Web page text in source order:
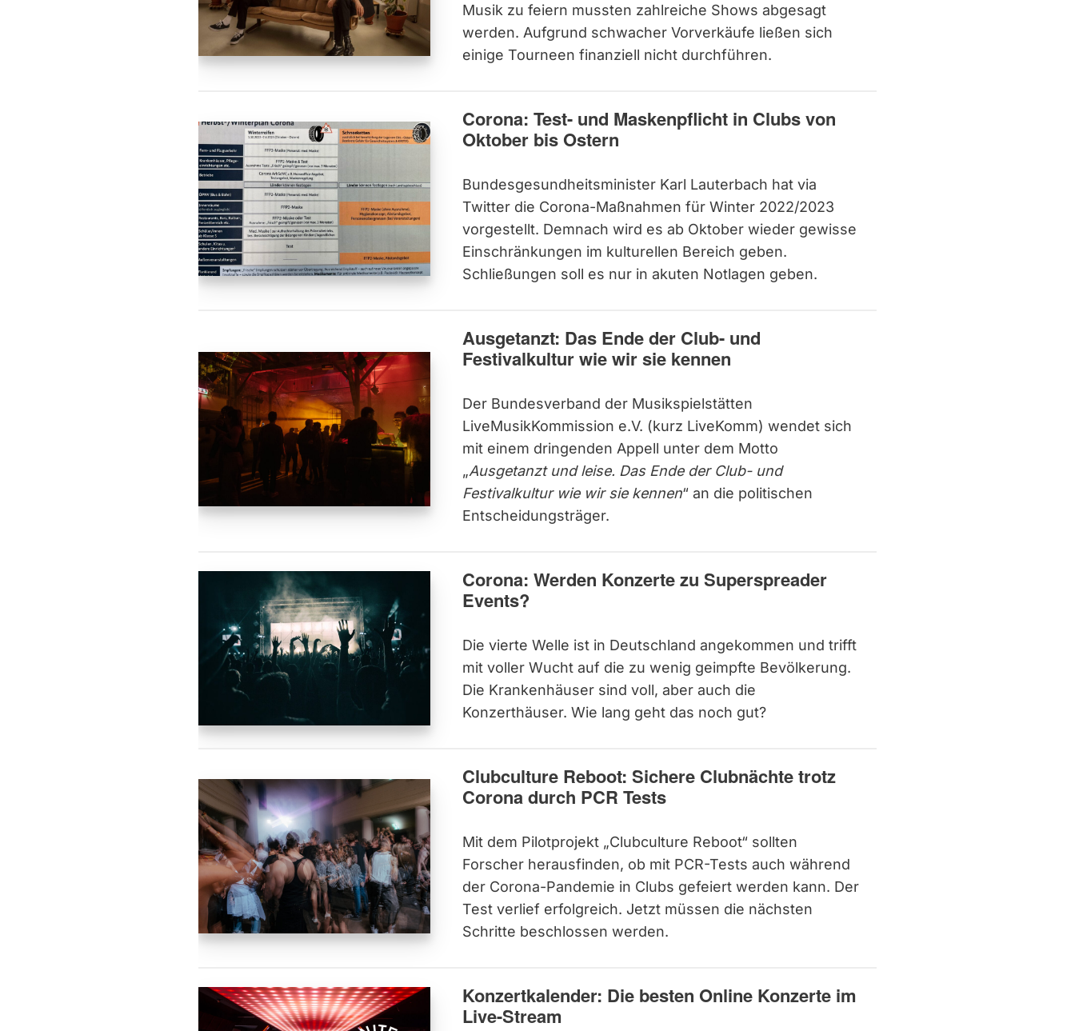
Musik zu feiern mussten zahlreiche Shows abgesagt
werden. Aufgrund schwacher Vorverkäufe ließen sich
einige Tourneen finanziell nicht durchführen.
Corona: Test- und Maskenpflicht in Clubs von
Oktober bis Ostern
Bundesgesundheitsminister Karl Lauterbach hat via
Twitter die Corona-Maßnahmen für Winter 2022/2023
vorgestellt. Demnach wird es ab Oktober wieder gewisse
Einschränkungen im kulturellen Bereich geben.
Schließungen soll es nur in akuten Notlagen geben.
Ausgetanzt: Das Ende der Club- und
Festivalkultur wie wir sie kennen
Der Bundesverband der Musikspielstätten
LiveMusikKommission e.V. (kurz LiveKomm) wendet sich
mit einem dringenden Appell unter dem Motto
„Ausgetanzt und leise. Das Ende der Club- und
Festivalkultur wie wir sie kennen“ an die politischen
Entscheidungsträger.
Corona: Werden Konzerte zu Superspreader
Events?
Die vierte Welle ist in Deutschland angekommen und trifft
mit voller Wucht auf die zu wenig geimpfte Bevölkerung.
Die Krankenhäuser sind voll, aber auch die
Konzerthäuser. Wie lang geht das noch gut?
Clubculture Reboot: Sichere Clubnächte trotz
Corona durch PCR Tests
Mit dem Pilotprojekt „Clubculture Reboot“ sollten
Forscher herausfinden, ob mit PCR-Tests auch während
der Corona-Pandemie in Clubs gefeiert werden kann. Der
Test verlief erfolgreich. Jetzt müssen die nächsten
Schritte beschlossen werden.
Konzertkalender: Die besten Online Konzerte im
Live-Stream